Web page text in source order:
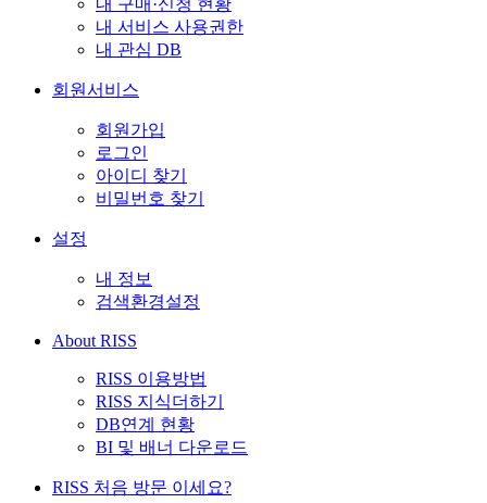
내 구매·신청 현황
내 서비스 사용권한
내 관심 DB
회원서비스
회원가입
로그인
아이디 찾기
비밀번호 찾기
설정
내 정보
검색환경설정
About RISS
RISS 이용방법
RISS 지식더하기
DB연계 현황
BI 및 배너 다운로드
RISS 처음 방문 이세요?